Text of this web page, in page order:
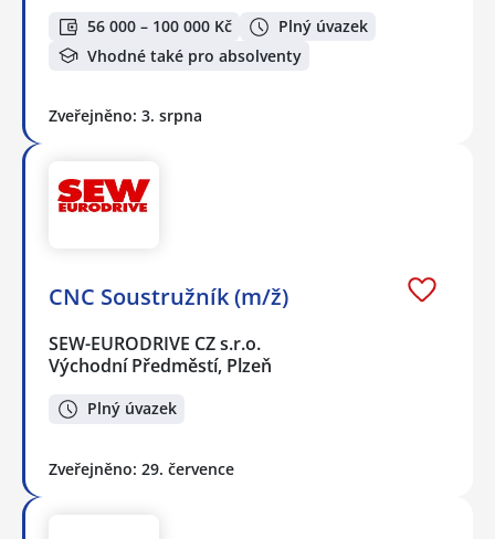
56 000 – 100 000 Kč
Plný úvazek
Vhodné také pro absolventy
Zveřejněno: 3. srpna
CNC Soustružník (m/ž)
SEW-EURODRIVE CZ s.r.o.
Východní Předměstí, Plzeň
Plný úvazek
Zveřejněno: 29. července